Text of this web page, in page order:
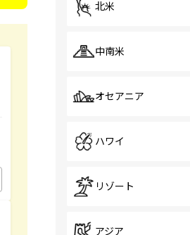
北米
中南米
オセアニア
ハワイ
リゾート
アジア